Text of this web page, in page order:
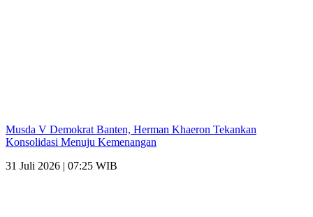
Musda V Demokrat Banten, Herman Khaeron Tekankan
Konsolidasi Menuju Kemenangan
31 Juli 2026 | 07:25 WIB